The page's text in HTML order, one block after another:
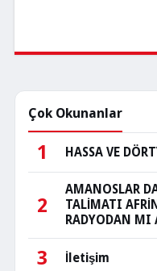
Çok Okunanlar
1 HASSA VE
2
AMANOSLAR
TALİMATI
RADYODAN MI
3 İletişim